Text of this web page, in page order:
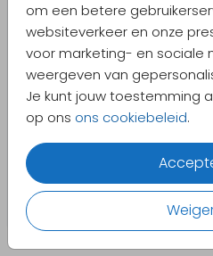
om een betere
websiteverkeer en onze
voor marketing- en sociale
weergeven van
Je kunt jouw toestemming
op ons ons cookiebeleid.